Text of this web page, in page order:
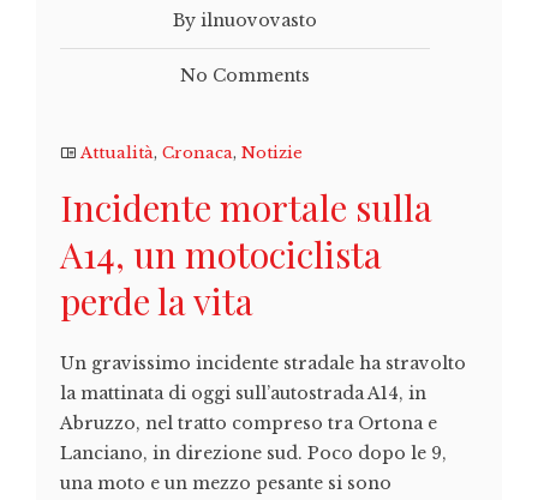
By ilnuovovasto
No Comments
Attualità, Cronaca, Notizie
Incidente mortale sulla
A14, un motociclista
perde la vita
Un gravissimo incidente stradale ha stravolto
la mattinata di oggi sull’autostrada A14, in
Abruzzo, nel tratto compreso tra Ortona e
Lanciano, in direzione sud. Poco dopo le 9,
una moto e un mezzo pesante si sono